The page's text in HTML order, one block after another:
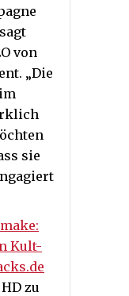
von
„Die
sie
Kult-
zu